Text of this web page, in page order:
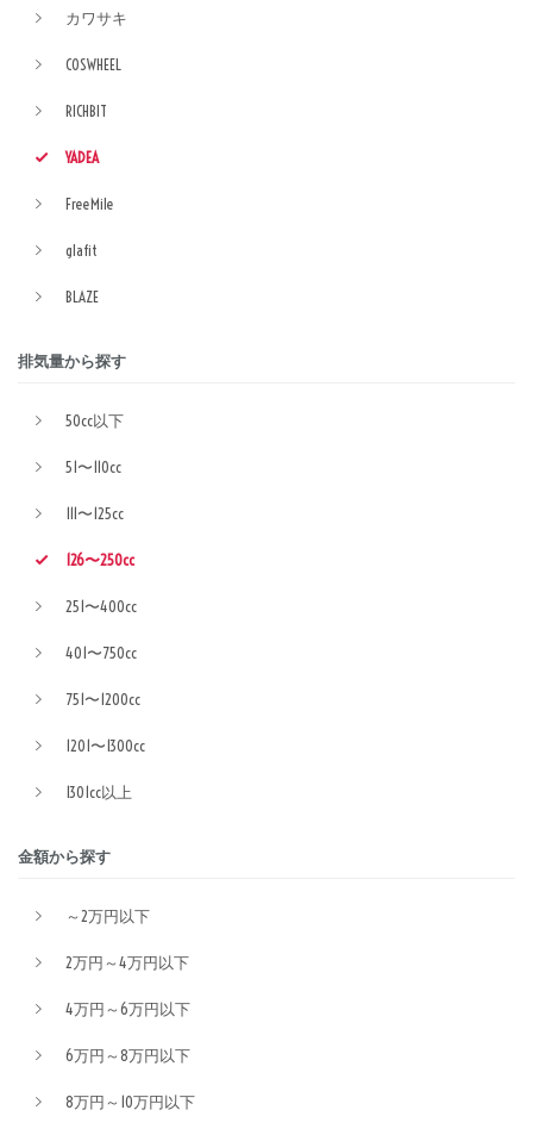
カワサキ
COSWHEEL
RICHBIT
YADEA
FreeMile
glafit
BLAZE
排気量から探す
50cc以下
51〜110cc
111〜125cc
126〜250cc
251〜400cc
401〜750cc
751〜1200cc
1201〜1300cc
1301cc以上
金額から探す
～2万円以下
2万円～4万円以下
4万円～6万円以下
6万円～8万円以下
8万円～10万円以下